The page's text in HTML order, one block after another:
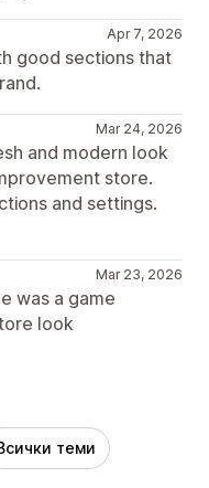
Apr 7, 2026
good sections that
Mar 24, 2026
and modern look
store.
and settings.
Mar 23, 2026
was a game
look
теми